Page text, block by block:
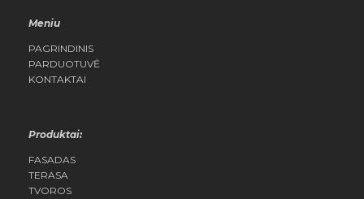
Meniu
PAGRINDINIS
PARDUOTUVĖ
KONTAKTAI
Produktai:
FASADAS
TERASA
TVOROS